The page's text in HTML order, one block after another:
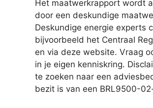
Het maatwerkrapport wordt
door een deskundige
Deskundige energie experts
bijvoorbeeld het Centraal
en via deze website. Vraag
in je eigen kenniskring.
te zoeken naar een
bezit is van een BRL9500-